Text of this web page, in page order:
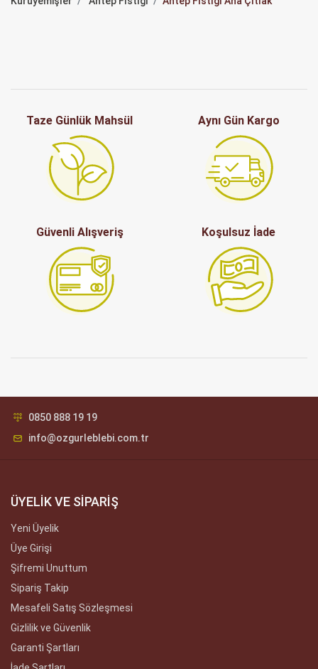
Taze Günlük Mahsül Aynı Gün Kargo
Güvenli Alışveriş Koşulsuz İade
0850 888 19 19
info@ozgurleblebi.com.tr
ÜYELİK VE SİPARİŞ
Yeni Üyelik
Üye Girişi
Şifremi Unuttum
Sipariş Takip
Mesafeli Satış Sözleşmesi
Gizlilik ve Güvenlik
Garanti Şartları